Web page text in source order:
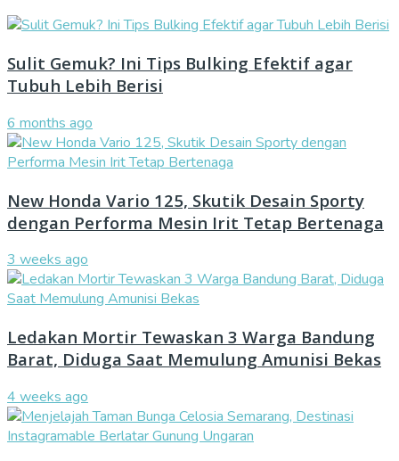
Sulit Gemuk? Ini Tips Bulking Efektif agar
Tubuh Lebih Berisi
6 months ago
New Honda Vario 125, Skutik Desain Sporty
dengan Performa Mesin Irit Tetap Bertenaga
3 weeks ago
Ledakan Mortir Tewaskan 3 Warga Bandung
Barat, Diduga Saat Memulung Amunisi Bekas
4 weeks ago